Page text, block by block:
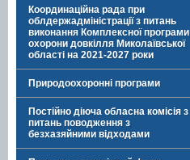
Координаційна рада при
облдержадміністрації з питань
виконання Комплексної програми
охорони довкілля Миколаївської
області на 2021-2027 роки
Природоохоронні програми
Постійно діюча обласна комісія з
питань поводження з
безхазяйними відходами